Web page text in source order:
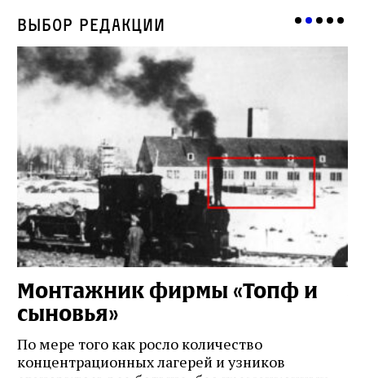
Выбор редакции
Монтажник фирмы «Топф и
сыновья»
По мере того как росло количество
концентрационных лагерей и узников